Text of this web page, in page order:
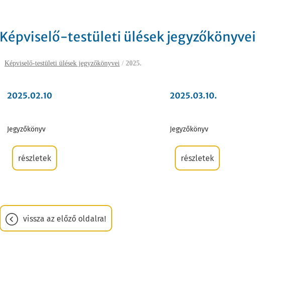
Képviselő-testületi ülések jegyzőkönyvei
Képviselő-testületi ülések jegyzőkönyvei / 2025.
2025.02.10
Jegyzőkönyv
részletek
2025.03.10.
Jegyzőkönyv
részletek
vissza az előző oldalra!